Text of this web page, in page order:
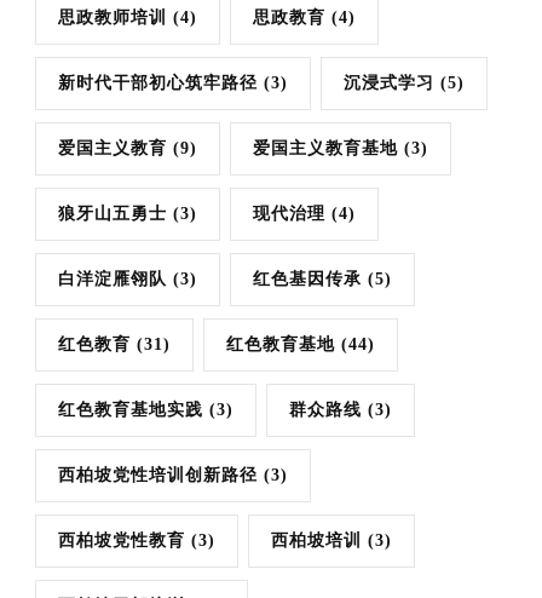
思政教师培训 (4) 思政教育 (4)
新时代干部初心筑牢路径 (3) 沉浸式学习 (5)
爱国主义教育 (9) 爱国主义教育基地 (3)
狼牙山五勇士 (3) 现代治理 (4)
白洋淀雁翎队 (3) 红色基因传承 (5)
红色教育 (31) 红色教育基地 (44)
红色教育基地实践 (3) 群众路线 (3)
西柏坡党性培训创新路径 (3)
西柏坡党性教育 (3) 西柏坡培训 (3)